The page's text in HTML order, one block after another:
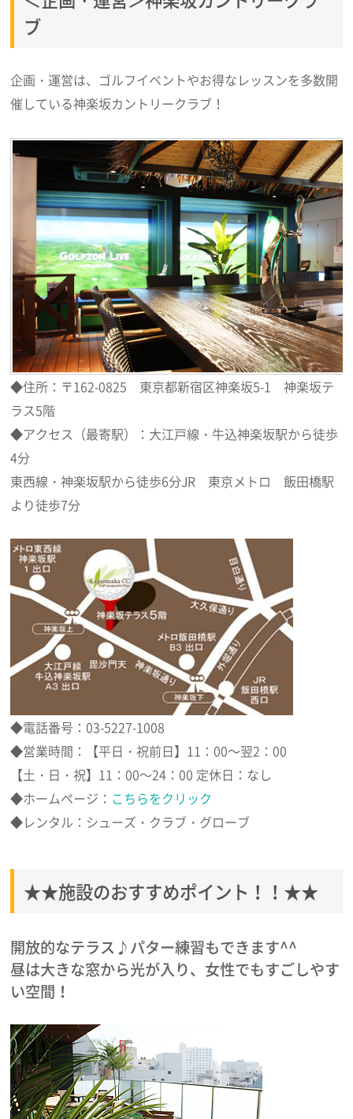
ブ
企画・運営は、ゴルフイベントやお得なレッスンを多数開
催している神楽坂カントリークラブ！
◆住所：〒162-0825 東京都新宿区神楽坂5-1 神楽坂テ
ラス5階
◆アクセス（最寄駅）：大江戸線・牛込神楽坂駅から徒歩
4分
東西線・神楽坂駅から徒歩6分JR 東京メトロ 飯田橋駅
より徒歩7分
◆電話番号：03-5227-1008
◆営業時間：【平日・祝前日】11：00～翌2：00
【土・日・祝】11：00～24：00 定休日：なし
◆ホームページ： こちらをクリック
◆レンタル：シューズ・クラブ・グローブ
★★施設のおすすめポイント！！★★
開放的なテラス♪パター練習もできます^^
昼は大きな窓から光が入り、女性でもすごしやす
い空間！